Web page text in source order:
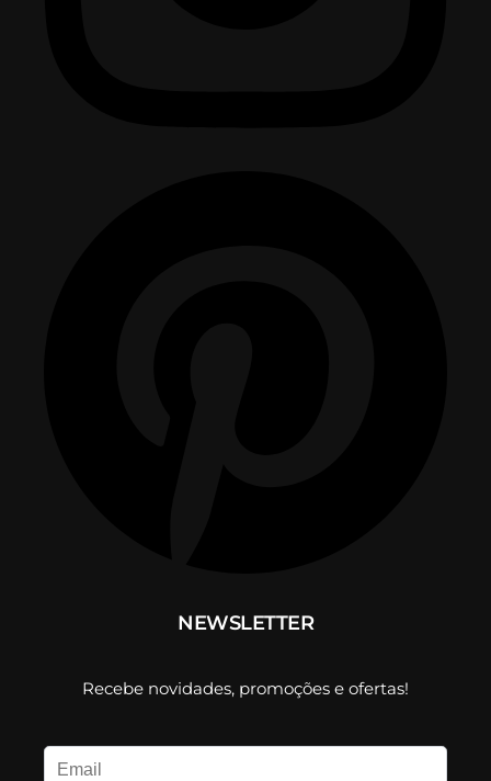
NEWSLETTER
Recebe novidades, promoções e ofertas!